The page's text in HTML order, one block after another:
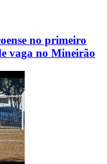
no primeiro
vaga no Mineirão